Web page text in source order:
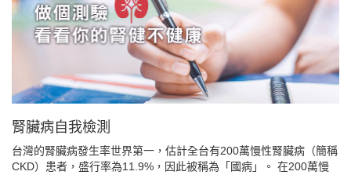
腎臟病自我檢測
台灣的腎臟病發生率世界第一，估計全台有200萬慢性腎臟病（簡稱
CKD）患者，盛行率為11.9%，因此被稱為「國病」。 在200萬慢